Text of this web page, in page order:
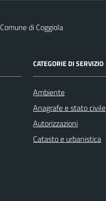
Comune di Coggiola
CATEGORIE DI SERVIZIO
Ambiente
Anagrafe e stato civile
Autorizzazioni
Catasto e urbanistica